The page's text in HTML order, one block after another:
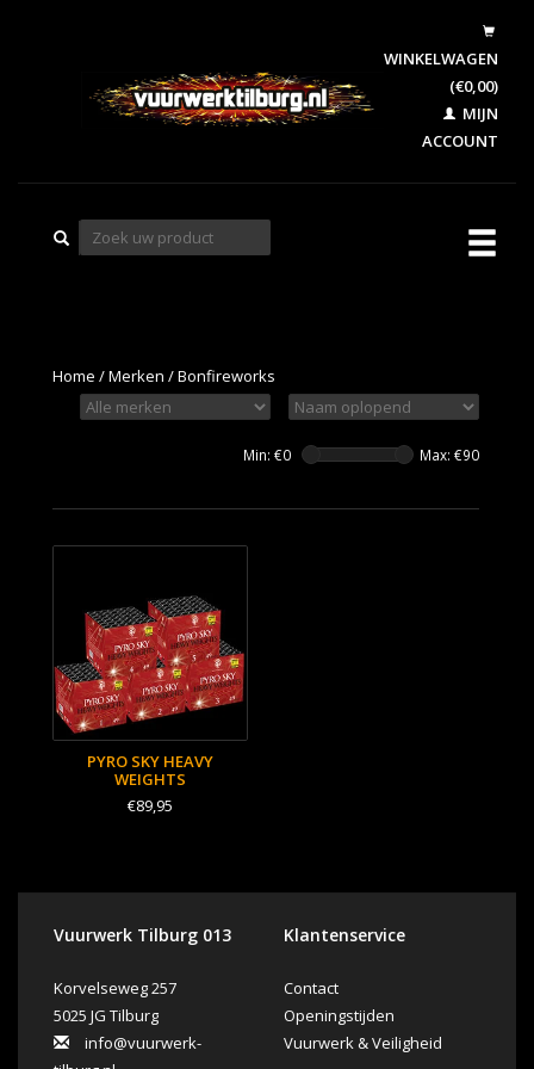
WINKELWAGEN
(€0,00)
MIJN
ACCOUNT
Home /Merken /Bonfireworks
Min: €0 Max: €90
PYRO SKY HEAVY
WEIGHTS
€89,95
Vuurwerk Tilburg 013
Korvelseweg 257
5025 JG Tilburg
info@vuurwerk-
Klantenservice
Contact
Openingstijden
Vuurwerk & Veiligheid